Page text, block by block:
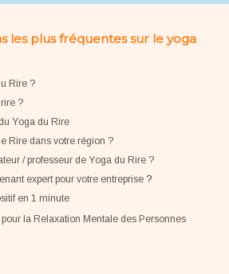
les plus fréquentes sur le yoga
Rire ?
?
Yoga du Rire
Rire dans votre région ?
/ professeur de Yoga du Rire ?
expert pour votre entreprise?
en 1 minute
la Relaxation Mentale des Personnes